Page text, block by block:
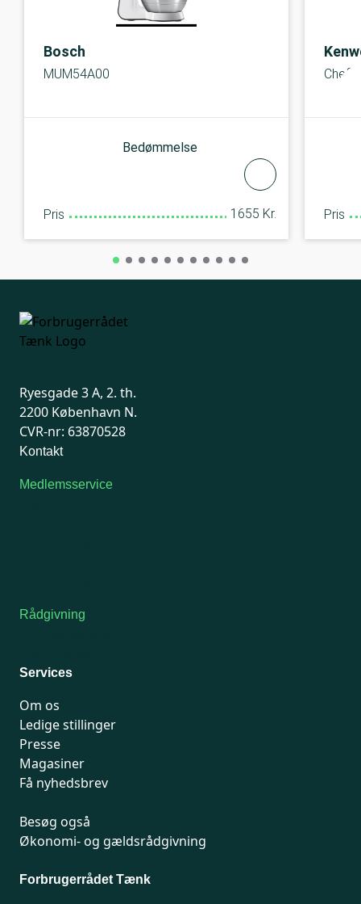
Bosch
MUM54A00
Bedømmelse
Pris 1655 Kr.
Chef
Pris
Ryesgade 3 A, 2. th.
2200 København N.
CVR-nr: 63870528
Kontakt
Medlemsservice
Rådgivning
Services
Om os
Ledige stillinger
Presse
Magasiner
Få nyhedsbrev
Besøg også
Økonomi- og gældsrådgivning
Forbrugerrådet Tænk